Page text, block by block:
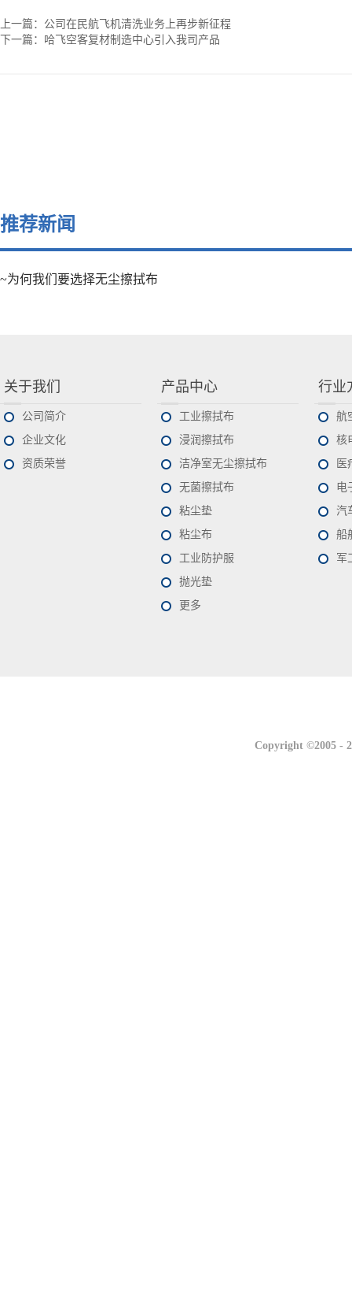
上一篇： 公司在民航飞机清洗业务上再步新征程
下一篇： 哈飞空客复材制造中心引入我司产品
推荐新闻
~为何我们要选择无尘擦拭布
关于我们
公司简介
企业文化
资质荣誉
产品中心
工业擦拭布
浸润擦拭布
洁净室无尘擦拭布
无菌擦拭布
粘尘垫
粘尘布
工业防护服
抛光垫
更多
行业
航
核
医
电
汽
船
军
Copyright ©2005 -